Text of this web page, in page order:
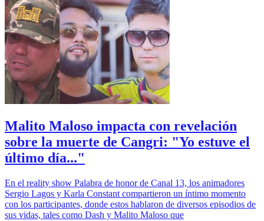
Malito Maloso impacta con revelación
sobre la muerte de Cangri: "Yo estuve el
último día..."
En el reality show Palabra de honor de Canal 13, los animadores
Sergio Lagos y Karla Constant compartieron un íntimo momento
con los participantes, donde estos hablaron de diversos episodios de
sus vidas, tales como Dash y Malito Maloso que